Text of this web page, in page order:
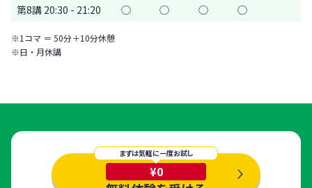
第8講 20:30 - 21:20 ◯ ◯ ◯ ◯
※1コマ ＝ 50分＋10分休憩
※日・月休講
まずは気軽に一度お試し
¥0